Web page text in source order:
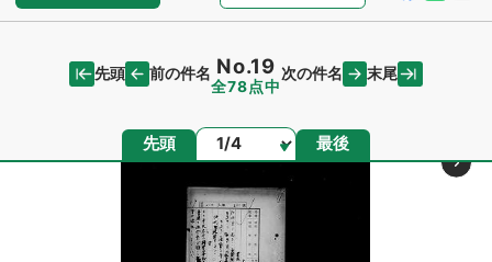
先頭 前の件名 No.19
全78点中
次の件名 末尾
先頭 ページ 最後